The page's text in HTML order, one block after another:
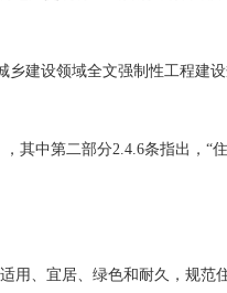
建设领域全文强制性工程建
其中第二部分2.4.6条指出，“
用、宜居、绿色和耐久，规范